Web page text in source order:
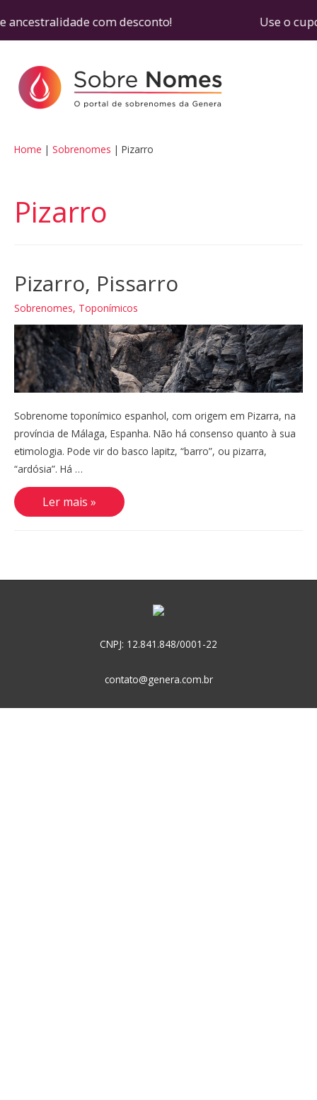
ancestralidade com desconto! Use o cupom
Home Sobrenomes Pizarro
Pizarro
Pizarro, Pissarro
Sobrenomes, Toponímicos
Sobrenome toponímico espanhol, com origem em Pizarra, na
província de Málaga, Espanha. Não há consenso quanto à sua
etimologia. Pode vir do basco lapitz, “barro”, ou pizarra,
“ardósia”. Há …
Pizarro,
Pissarro
Ler mais »
CNPJ: 12.841.848/0001-22
contato@genera.com.br